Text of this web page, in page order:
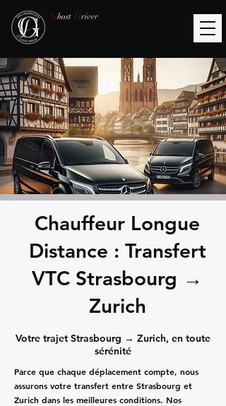
Ghost Driver
Chauffeur Longue
Distance : Transfert
VTC Strasbourg →
Zurich
Votre trajet Strasbourg → Zurich, en toute
sérénité
Parce que chaque déplacement compte, nous
assurons votre transfert entre Strasbourg et
Zurich dans les meilleures conditions. Nos